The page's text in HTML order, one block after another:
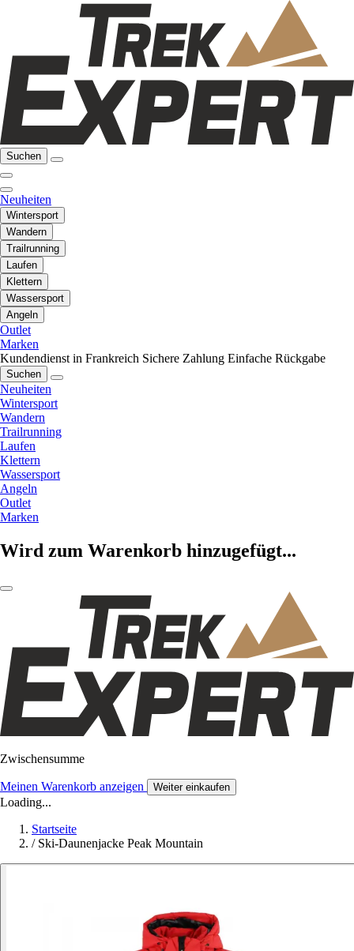
Suchen
Neuheiten
Wintersport
Wandern
Trailrunning
Laufen
Klettern
Wassersport
Angeln
Outlet
Marken
Kundendienst in Frankreich Sichere Zahlung Einfache Rückgabe
Suchen
Neuheiten
Wintersport
Wandern
Trailrunning
Laufen
Klettern
Wassersport
Angeln
Outlet
Marken
Wird zum Warenkorb hinzugefügt...
Zwischensumme
Meinen Warenkorb anzeigen Weiter einkaufen
Loading...
Startseite
/ Ski-Daunenjacke Peak Mountain